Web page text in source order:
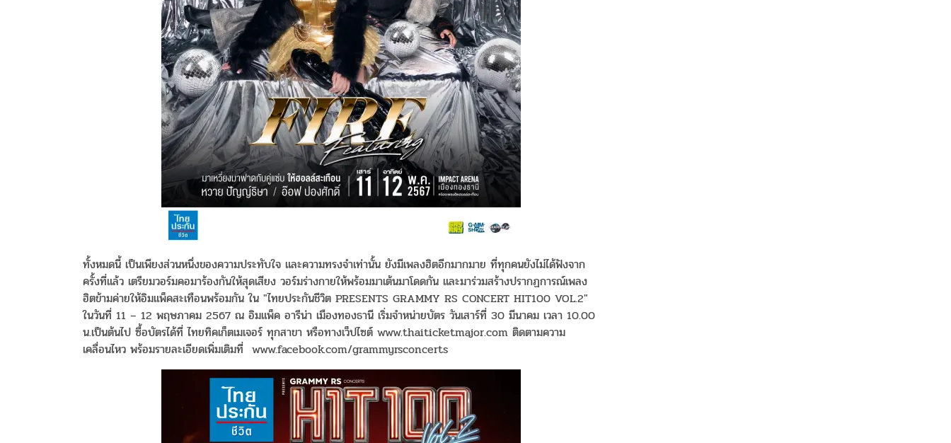
ทั้งหมดนี้ เป็นเพียงส่วนหนึ่งของความประทับใจ และความทรงจำเท่านั้น ยังมีเพลงฮิตอีกมากมาย ที่ทุกคนยังไม่ได้ฟังจาก
ครั้งที่แล้ว เตรียมวอร์มคอมาร้องกันให้สุดเสียง วอร์มร่างกายให้พร้อมมาเต้นมาโดดกัน และมาร่วมสร้างปรากฏการณ์เพลง
ฮิตข้ามค่ายให้อิมแพ็คสะเทือนพร้อมกัน ใน "ไทยประกันชีวิต PRESENTS GRAMMY RS CONCERT HIT100 VOL.2"
ในวันที่ 11 – 12 พฤษภาคม 2567 ณ อิมแพ็ค อารีน่า เมืองทองธานี เริ่มจำหน่ายบัตร วันเสาร์ที่ 30 มีนาคม เวลา 10.00
น.เป็นต้นไป ซื้อบัตรได้ที่ ไทยทิคเก็ตเมเจอร์ ทุกสาขา หรือทางเว็ปไซต์ www.thaiticketmajor.com ติดตามความ
เคลื่อนไหว พร้อมรายละเอียดเพิ่มเติมที่ www.facebook.com/grammyrsconcerts